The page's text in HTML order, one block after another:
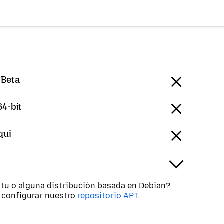
bit
o alguna distribución basada en Debian?
configurar nuestro repositorio APT.